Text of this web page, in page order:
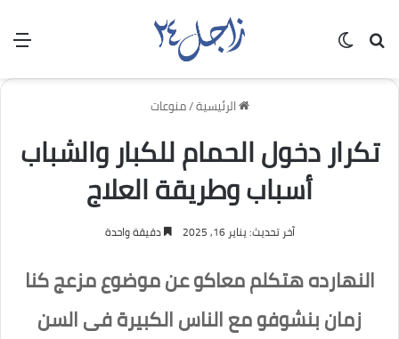
بحث عن
الرئيسية/منوعات
تكرار دخول الحمام للكبار والشباب
أسباب وطريقة العلاج
آخر تحديث: يناير 16, 2025 دقيقة واحدة
النهارده هتكلم معاكو عن موضوع مزعج كنا
زمان بنشوفو مع الناس الكبيرة فى السن